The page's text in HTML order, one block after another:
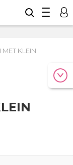
MET KLEIN